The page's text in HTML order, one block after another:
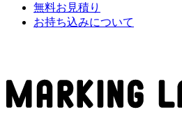
無料お見積り
お持ち込みについて